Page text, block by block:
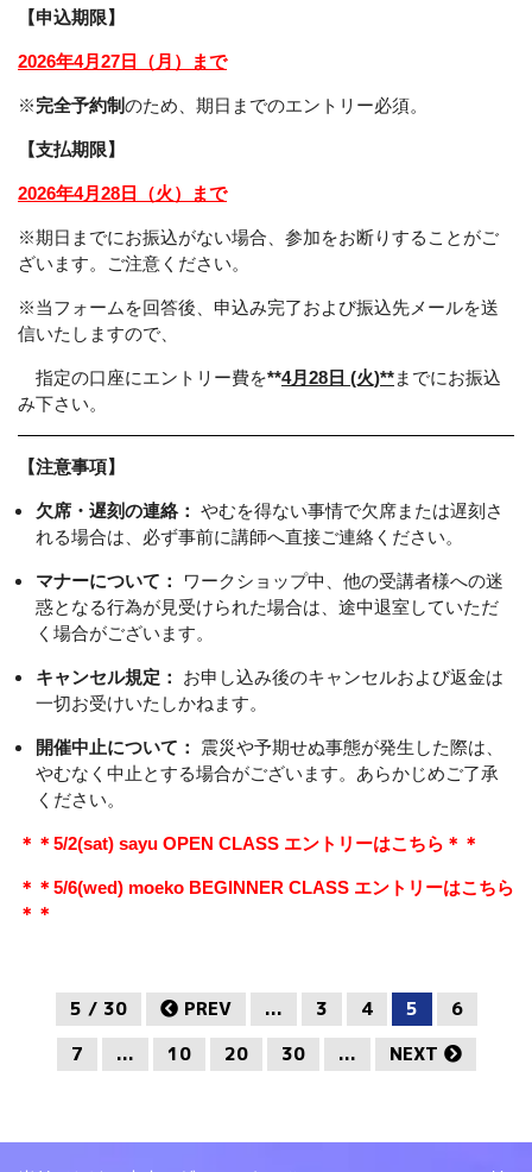
【申込期限】
2026年4月27日（月）まで
※完全予約制のため、期日までのエントリー必須。
【支払期限】
2026年4月28日（火）まで
※期日までにお振込がない場合、参加をお断りすることがご
ざいます。ご注意ください。
※当フォームを回答後、申込み完了および振込先メールを送
信いた しますので、
指定の口座にエントリー費を**4月28日 (火)**までにお振込
み下さい。
【注意事項】
欠席・遅刻の連絡： やむを得ない事情で欠席または遅刻さ
れる場合は、必ず事前に講師へ直接ご連絡ください。
マナーについて：
ワークショップ中、他の受講者様への迷
惑となる行為が見受けられた場合は、途中退室していただ
く場合がございます。
キャンセル規定：
お申し込み後のキャンセルおよび返金は
一切お受けいたしかねます。
開催中止について：
震災や予期せぬ事態が発生した際は、
やむなく中止とする場合がございます。あらかじめご了承
ください。
＊＊5/2(sat) sayu OPEN CLASS エントリーはこちら＊＊
＊＊5/6(wed) moeko BEGINNER CLASS エントリーはこちら
＊＊
5 / 30 PREV ... 3 4 5
6
7
... 10 20 30 ... NEXT